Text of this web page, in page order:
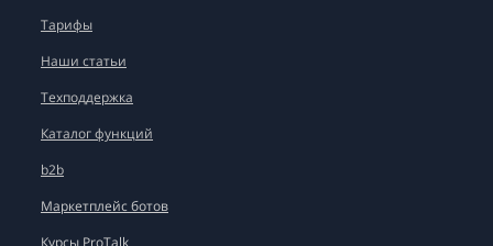
Тарифы
Наши статьи
Техподдержка
Каталог функций
b2b
Маркетплейс ботов